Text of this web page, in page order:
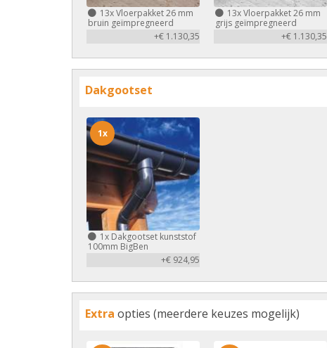
13xVloerpakket 26 mm
bruin geïmpregneerd
+€ 1.130,35
13xVloerpakket 26 mm
grijs geïmpregneerd
+€ 1.130,35
Dakgootset
1x Dakgootset kunststof
100mm BigBen
+€ 924,95
1x
Extra opties (meerdere keuzes mogelijk)